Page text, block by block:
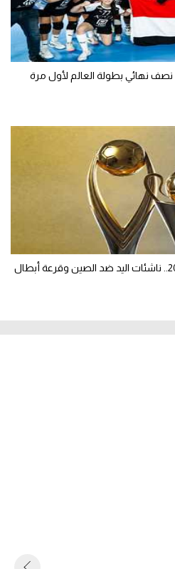
نصف نهائي بطولة العالم لأول مرة
مواعيد الخميس 6 أغسطس 2026.. ناشئات اليد ضد الصين وقرعة أبطال